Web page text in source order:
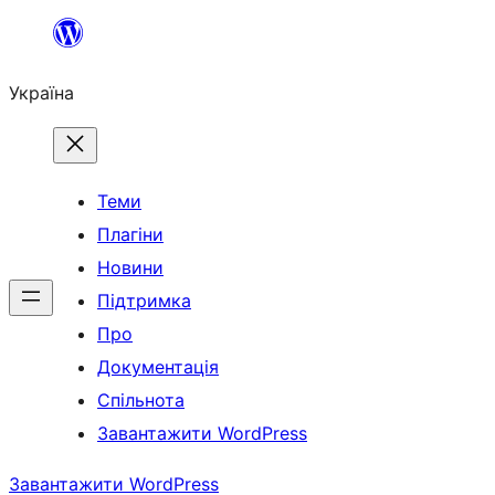
Перейти
вмісту
Україна
Теми
Плагіни
Новини
Підтримка
Про
Документація
Спільнота
Завантажити WordPress
Завантажити WordPress